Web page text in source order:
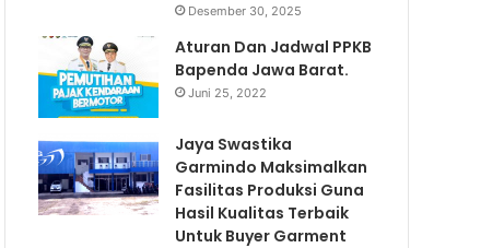
Desember 30, 2025
Aturan Dan Jadwal PPKB
Bapenda Jawa Barat.
Juni 25, 2022
Jaya Swastika
Garmindo Maksimalkan
Fasilitas Produksi Guna
Hasil Kualitas Terbaik
Untuk Buyer Garment